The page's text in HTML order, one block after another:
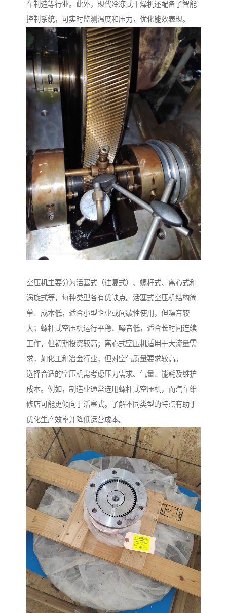
车制造等行业。此外，现代冷冻式干燥机还配备了智能
控制系统，可实时监测温度和压力，优化能效表现。
空压机主要分为活塞式（往复式）、螺杆式、离心式和
涡旋式等，每种类型各有优缺点。活塞式空压机结构简
单、成本低，适合小型企业或间歇性使用，但噪音较
大；螺杆式空压机运行平稳、噪音低，适合长时间连续
工作，但初期投资较高；离心式空压机适用于大流量需
求，如化工和冶金行业，但对空气质量要求较高。
选择合适的空压机需考虑压力需求、气量、能耗及维护
成本。例如，制造业通常选用螺杆式空压机，而汽车维
修店可能更倾向于活塞式。了解不同类型的特点有助于
优化生产效率并降低运营成本。